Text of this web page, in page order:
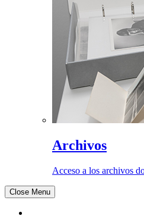
Archivos
Acceso a los archivos
Close Menu